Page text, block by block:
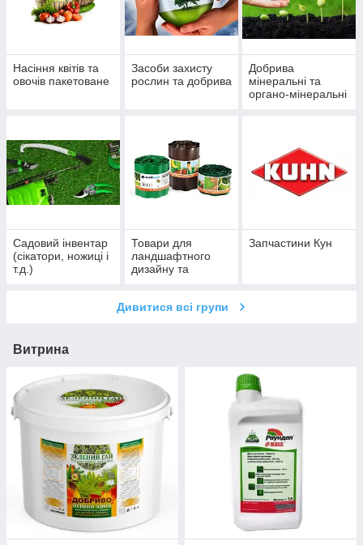
Насіння квітів та
овочів пакетоване
Засоби захисту
рослин та добрива
Добрива
мінеральні та
органо-мінеральні
Садовий інвентар
(сікатори, ножиці і
т.д.)
Товари для
ландшафтного
дизайну та
Запчастини Кун
Дивитися всі групи
Витрина